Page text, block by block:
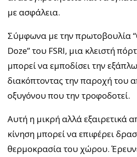
με ασφάλεια.
Σύμφωνα με την πρωτοβουλία
Doze” του FSRI, μια κλειστή
μπορεί να εμποδίσει την
διακόπτοντας την παροχή του
οξυγόνου που την τροφοδοτεί.
Αυτή η μικρή αλλά εξαιρετικά
κίνηση μπορεί να επιφέρει
θερμοκρασία του χώρου.